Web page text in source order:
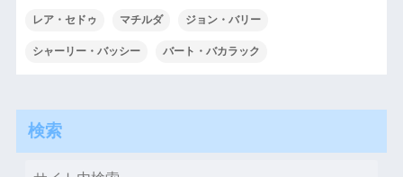
レア・セドゥ マチルダ ジョン・バリー
シャーリー・バッシー バート・バカラック
検索